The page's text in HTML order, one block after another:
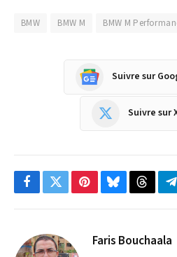
BMW BMW M BMW M
Suivre sur
Suivre sur
Facebook
TwitterPinterestBluesky
Faris Bouchaala